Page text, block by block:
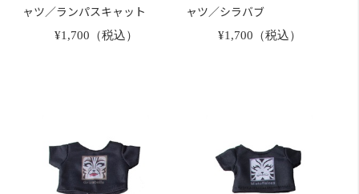
ャツ／ランパスキャット
¥1,700（税込）
ャツ／シラバブ
¥1,700（税込）